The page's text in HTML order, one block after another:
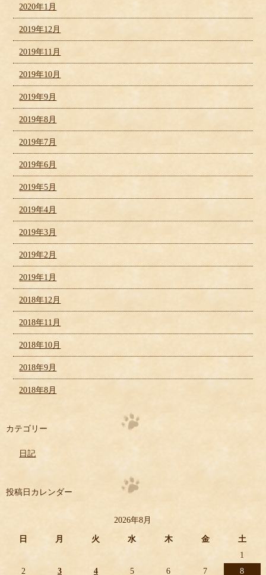
2020年1月
2019年12月
2019年11月
2019年10月
2019年9月
2019年8月
2019年7月
2019年6月
2019年5月
2019年4月
2019年3月
2019年2月
2019年1月
2018年12月
2018年11月
2018年10月
2018年9月
2018年8月
カテゴリー
日記
投稿日カレンダー
2026年8月
日 月 火 水 木 金
土
1
2
3 4 5 6 7 8